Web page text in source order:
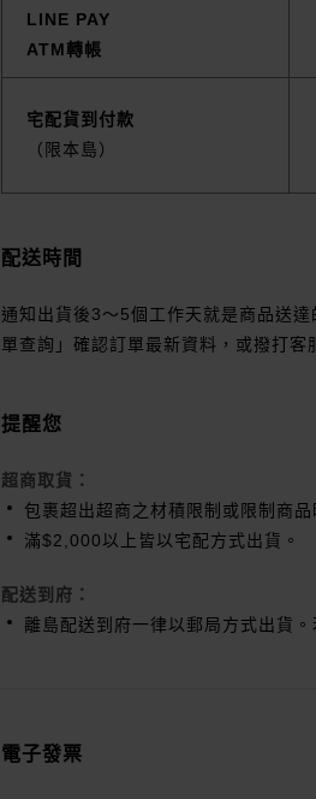
LINE PAY
ATM轉帳
宅配貨到付款
（限本島）
配送時間
通知出貨後3～5個工作天就是商品送
單查詢」確認訂單最新資料，或撥打客
提醒您
超商取貨：
包裹超出超商之材積限制或限制商
滿$2,000以上皆以宅配方式出貨。
配送到府：
離島配送到府一律以郵局方式出貨
電子發票